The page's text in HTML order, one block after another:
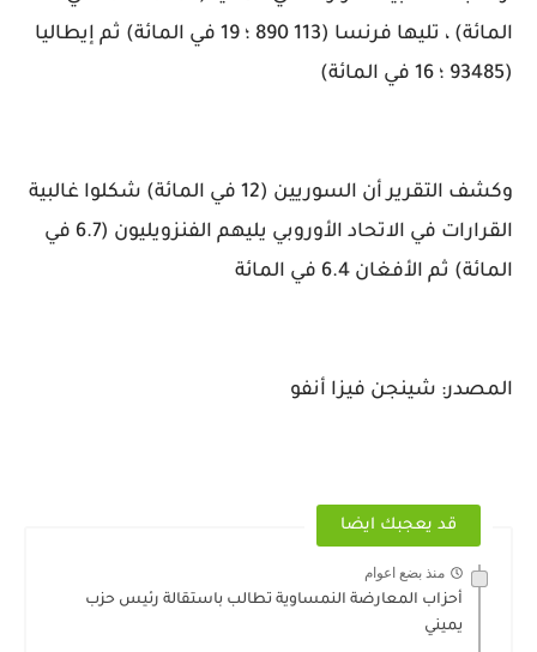
المائة) ، تليها فرنسا (113 890 ؛ 19 في المائة) ثم إيطاليا
(93485 ؛ 16 في المائة)
وكشف التقرير أن السوريين (12 في المائة) شكلوا غالبية
القرارات في الاتحاد الأوروبي يليهم الفنزويليون (6.7 في
المائة) ثم الأفغان 6.4 في المائة
المصدر: شينجن فيزا أنفو
قد يعجبك ايضا
منذ بضع اعوام
أحزاب المعارضة النمساوية تطالب باستقالة رئيس حزب
يميني